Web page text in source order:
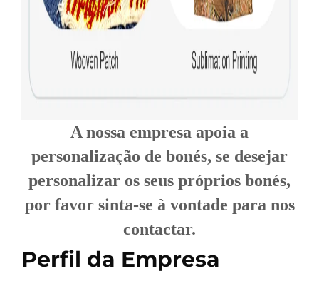
A nossa empresa apoia a
personalização de bonés, se desejar
personalizar os seus próprios bonés,
por favor sinta-se à vontade para nos
contactar.
Perfil da Empresa